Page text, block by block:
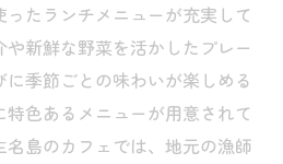
たランチメニューが充実して
新鮮な野菜を活かしたプレー
に季節ごとの味わいが楽しめる
色あるメニューが用意されて
島のカフェでは、地元の漁師